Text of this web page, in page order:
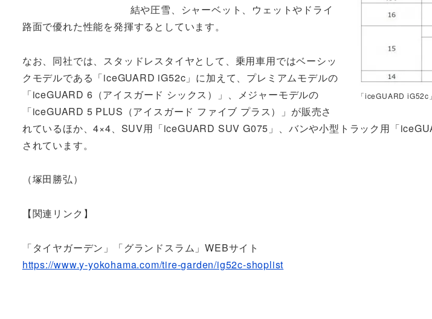
「iceGUARD iG52c
結や圧雪、シャーベット、ウェットやドライ
路面で優れた性能を発揮するとしています。
なお、同社では、スタッドレスタイヤとして、乗用車用ではベーシッ
クモデルである「iceGUARD iG52c」に加えて、プレミアムモデルの
「iceGUARD 6（アイスガード シックス）」、メジャーモデルの
「iceGUARD 5 PLUS（アイスガード ファイブ プラス）」が販売さ
れているほか、4×4、SUV用「iceGUARD SUV G075」、バンや小型トラック用「
されています。
（塚田勝弘）
【関連リンク】
「タイヤガーデン」「グランドスラム」WEBサイト
https://www.y-yokohama.com/tire-garden/ig52c-shoplist